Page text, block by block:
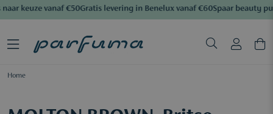
keuze vanaf €50Gratis levering in Benelux vanaf €60Spaar beauty
Home